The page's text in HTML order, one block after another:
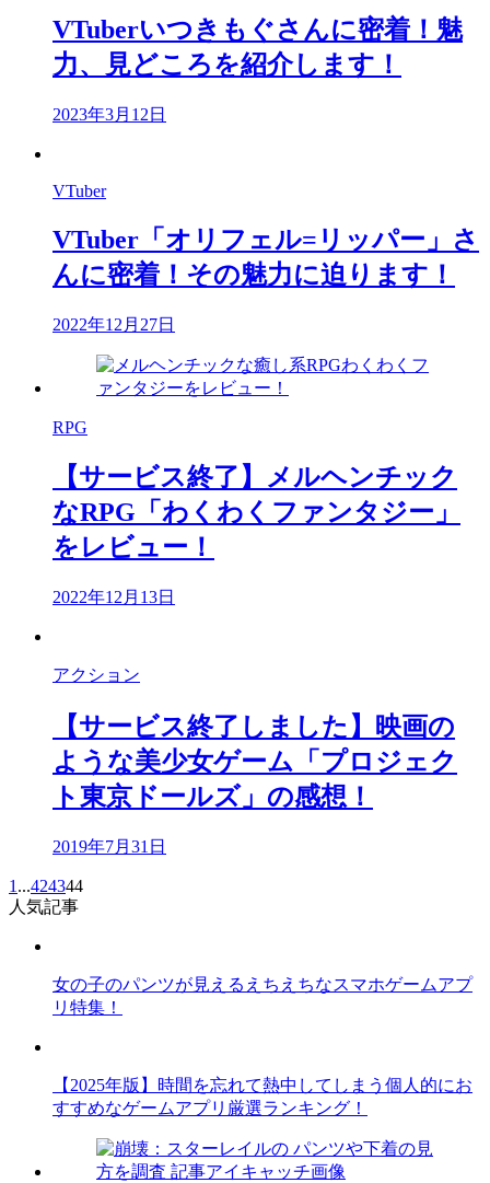
VTuberいつきもぐさんに密着！魅
力、見どころを紹介します！
2023年3月12日
VTuber
VTuber「オリフェル=リッパー」さ
んに密着！その魅力に迫ります！
2022年12月27日
RPG
【サービス終了】メルヘンチック
なRPG「わくわくファンタジー」
をレビュー！
2022年12月13日
アクション
【サービス終了しました】映画の
ような美少女ゲーム「プロジェク
ト東京ドールズ」の感想！
2019年7月31日
1 ...424344
人気記事
女の子のパンツが見えるえちえちなスマホゲームアプ
リ特集！
【2025年版】時間を忘れて熱中してしまう個人的にお
すすめなゲームアプリ厳選ランキング！